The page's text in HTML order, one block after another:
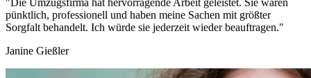
pünktlich, professionell und haben meine Sachen mit größter
Sorgfalt behandelt. Ich würde sie jederzeit wieder beauftragen."
Janine Gießler